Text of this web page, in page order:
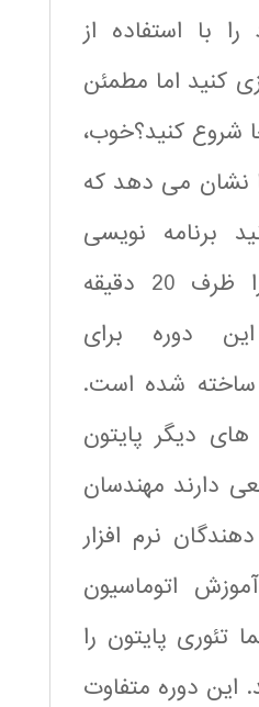
با استفاده از
کنید اما مطمئن
شروع کنید؟خوب،
نشان می دهد که
برنامه نویسی
شبکه سیسکو را ظرف 20 دقیقه
دوره برای
ساخته شده است.
های دیگر پایتون
دارند مهندسان
نرم افزار
اتوماسیون
تئوری پایتون را
دوره متفاوت